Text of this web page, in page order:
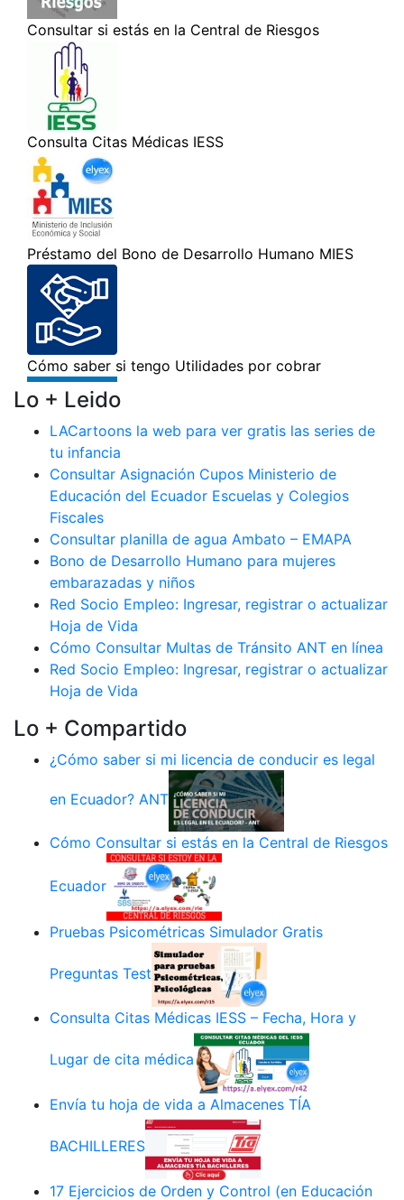
Lo + Leido
LACartoons la web para ver gratis las series de
tu infancia
Consultar Asignación Cupos Ministerio de
Educación del Ecuador Escuelas y Colegios
Fiscales
Consultar planilla de agua Ambato – EMAPA
Bono de Desarrollo Humano para mujeres
embarazadas y niños
Red Socio Empleo: Ingresar, registrar o actualizar
Hoja de Vida
Cómo Consultar Multas de Tránsito ANT en línea
Red Socio Empleo: Ingresar, registrar o actualizar
Hoja de Vida
Lo + Compartido
¿Cómo saber si mi licencia de conducir es legal
en Ecuador? ANT
Cómo Consultar si estás en la Central de Riesgos
Ecuador
Pruebas Psicométricas Simulador Gratis
Preguntas Test
Consulta Citas Médicas IESS – Fecha, Hora y
Lugar de cita médica
Envía tu hoja de vida a Almacenes TÍA
BACHILLERES
17 Ejercicios de Orden y Control (en Educación